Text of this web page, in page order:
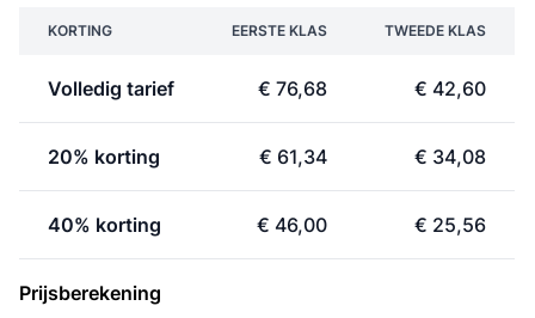
KORTING EERSTE KLAS TWEEDE KLAS
Volledig tarief € 76,68 € 42,60
20% korting € 61,34 € 34,08
40% korting € 46,00 € 25,56
Prijsberekening